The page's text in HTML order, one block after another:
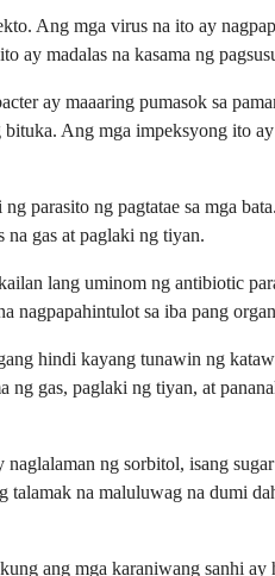
Ang mga virus na ito ay
madalas na kasama ng
ay maaaring pumasok sa
Ang mga impeksyong ito
parasito ng pagtatae sa mga
gas at paglaki ng tiyan.
lang uminom ng antibiotic
nagpapahintulot sa iba pang
hindi kayang tunawin ng
gas, paglaki ng tiyan, at
naglalaman ng sorbitol, isang
na maluluwag na dumi
ang mga karaniwang sanhi